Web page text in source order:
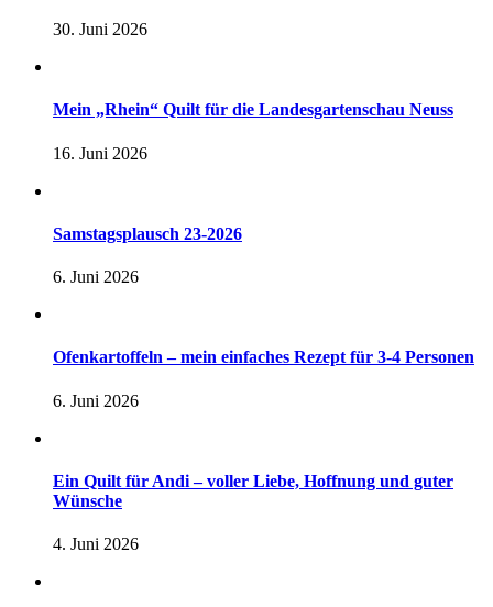
30. Juni 2026
Mein „Rhein“ Quilt für die Landesgartenschau Neuss
16. Juni 2026
Samstagsplausch 23-2026
6. Juni 2026
Ofenkartoffeln – mein einfaches Rezept für 3-4 Personen
6. Juni 2026
Ein Quilt für Andi – voller Liebe, Hoffnung und guter
Wünsche
4. Juni 2026